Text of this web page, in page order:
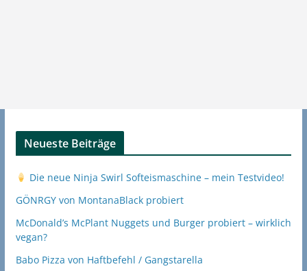
Neueste Beiträge
Die neue Ninja Swirl Softeismaschine – mein Testvideo!
GÖNRGY von MontanaBlack probiert
McDonald’s McPlant Nuggets und Burger probiert – wirklich
vegan?
Babo Pizza von Haftbefehl / Gangstarella